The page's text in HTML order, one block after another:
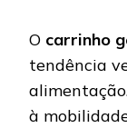
O carrinho
tendência
à